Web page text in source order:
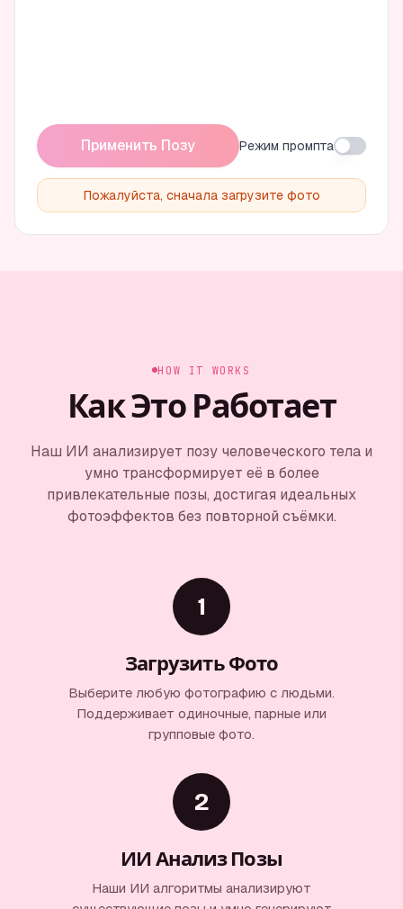
Применить Позу Режим промпта
Пожалуйста, сначала загрузите фото
HOW IT WORKS
Как Это Работает
Наш ИИ анализирует позу человеческого тела и
умно трансформирует её в более
привлекательные позы, достигая идеальных
фотоэффектов без повторной съёмки.
1
Загрузить Фото
Выберите любую фотографию с людьми.
Поддерживает одиночные, парные или
групповые фото.
2
ИИ Анализ Позы
Наши ИИ алгоритмы анализируют